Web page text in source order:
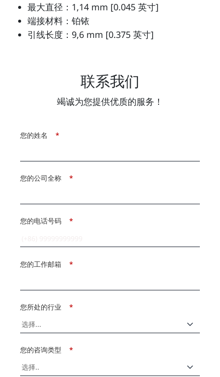
最大直径：1,14 mm [0.045 英寸]
端接材料：铂铱
引线长度：9,6 mm [0.375 英寸]
联系我们
竭诚为您提供优质的服务！
*
您的姓名
*
您的公司全称
*
您的电话号码
*
您的工作邮箱
*
您所处的行业
*
您的咨询类型